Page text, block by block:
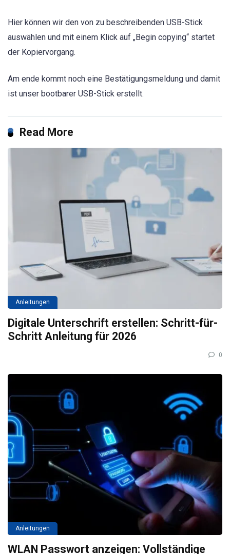
Hier können wir den von zu beschreibenden USB-Stick
auswählen und mit einem Klick auf „Begin copying“ startet
der Kopiervorgang.
Am ende kommt noch eine Bestätigungsmeldung und damit
ist unser bootbarer USB-Stick erstellt.
Read More
Anleitungen
Digitale Unterschrift erstellen: Schritt-für-
Schritt Anleitung für 2026
0
Anleitungen
WLAN Passwort anzeigen: Vollständige